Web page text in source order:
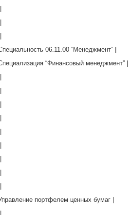
06.11.00 “Менеджмент” |
“Финансовый менеджмент” |
портфелем ценных бумаг |